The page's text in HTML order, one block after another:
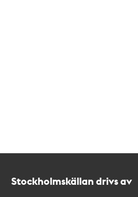
Stockholmskällan drivs av